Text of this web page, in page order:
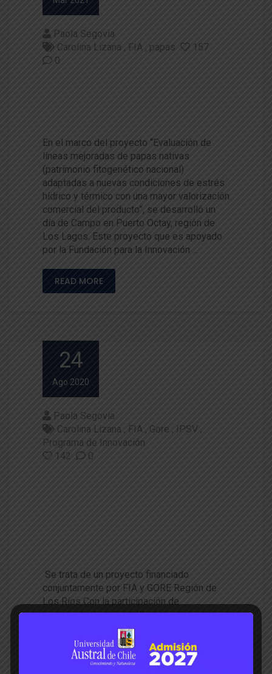
Paola Segovia
Carolina Lizana
FIA papas
157
0
En el marco del proyecto “Evaluación de
líneas mejoradas de papas nativas
(patrimonio fitogenético nacional)
adaptadas a nuevas condiciones de estrés
hídrico y térmico con una mayor valorización
comercial del producto”, se desarrolló un
día de Campo en Puerto Octay, región de
Los Lagos. Este proyecto que es apoyado
por la Fundación para la Innovación …
READ MORE
24
Ago 2020
Paola Segovia
Carolina Lizana
FIA Gore
IPSV
Programa de Innovación
142
0
Se trata de un proyecto financiado
conjuntamente por FIA y GORE Región de
Los Ríos Con la participación de
representantes de instituciones
gubernamentales, académicas y
profesionales vinculados al sector
agroalimentario, se efectuó la ceremonia de
cierre del “Programa de Innovación y